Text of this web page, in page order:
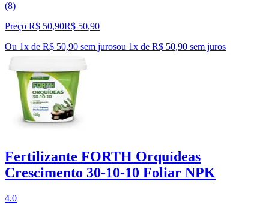
(8)
Preço R$ 50,90R$ 50,90
Ou 1x de R$ 50,90 sem jurosou 1x de R$ 50,90 sem juros
Fertilizante FORTH Orquídeas
Crescimento 30-10-10 Foliar NPK
4.0